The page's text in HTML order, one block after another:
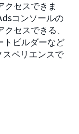
クセスできま
コンソールの
セスできる、
トビルダーなど
ペリエンスで